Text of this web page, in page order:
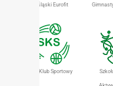
Dolnośląski Eurofit
Szkolny Klub Sportowy